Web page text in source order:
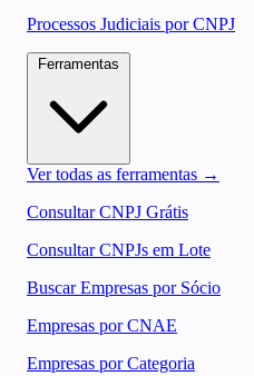
Processos Judiciais por CNPJ
Ver todas as ferramentas →
Consultar CNPJ Grátis
Consultar CNPJs em Lote
Buscar Empresas por Sócio
Empresas por CNAE
Empresas por Categoria